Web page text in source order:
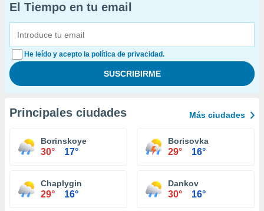
El Tiempo en tu email
He leído y acepto la política de privacidad.
Principales ciudades Más ciudades
Borinskoye
30° 17°
Borisovka
29° 16°
Chaplygin
29° 16°
Dankov
30° 16°